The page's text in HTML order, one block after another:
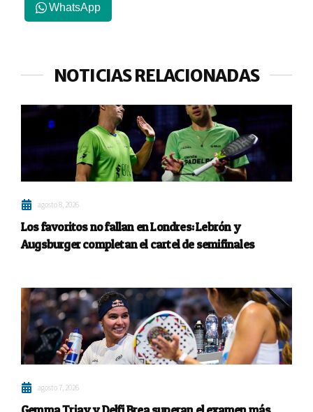
WhatsApp
NOTICIAS RELACIONADAS
agosto 8, 2026
Los favoritos no fallan en Londres: Lebrón y
Augsburger completan el cartel de semifinales
agosto 7, 2026